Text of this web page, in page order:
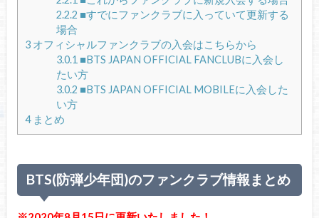
2.2.2 ■すでにファンクラブに入っていて更新する
場合
3オフィシャルファンクラブの入会はこちらから
3.0.1 ■BTS JAPAN OFFICIAL FANCLUBに入会し
たい方
3.0.2 ■BTS JAPAN OFFICIAL MOBILEに入会した
い方
4まとめ
BTS(防弾少年団)のファンクラブ情報まとめ